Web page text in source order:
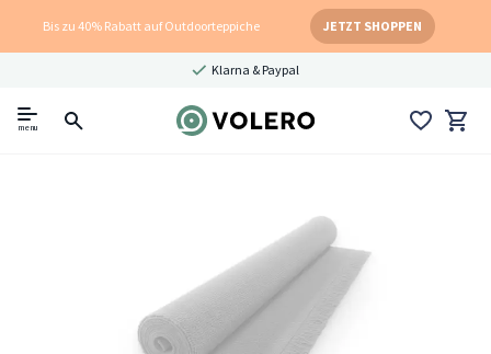
Bis zu 40% Rabatt auf Outdoorteppiche JETZT SHOPPEN
Klarna & Paypal
menu